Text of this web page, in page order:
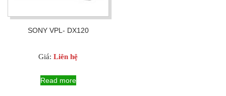
SONY VPL- DX120
Giá: Liên hệ
Read more